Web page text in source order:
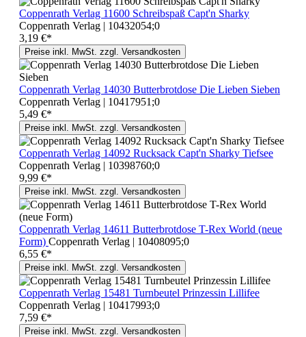
Coppenrath Verlag 11600 Schreibspaß Capt'n Sharky
Coppenrath Verlag | 10432054;0
3,19 €*
Preise inkl. MwSt. zzgl. Versandkosten
Coppenrath Verlag 14030 Butterbrotdose Die Lieben Sieben
Coppenrath Verlag | 10417951;0
5,49 €*
Preise inkl. MwSt. zzgl. Versandkosten
Coppenrath Verlag 14092 Rucksack Capt'n Sharky Tiefsee
Coppenrath Verlag | 10398760;0
9,99 €*
Preise inkl. MwSt. zzgl. Versandkosten
Coppenrath Verlag 14611 Butterbrotdose T-Rex World (neue
Form) Coppenrath Verlag | 10408095;0
6,55 €*
Preise inkl. MwSt. zzgl. Versandkosten
Coppenrath Verlag 15481 Turnbeutel Prinzessin Lillifee
Coppenrath Verlag | 10417993;0
7,59 €*
Preise inkl. MwSt. zzgl. Versandkosten